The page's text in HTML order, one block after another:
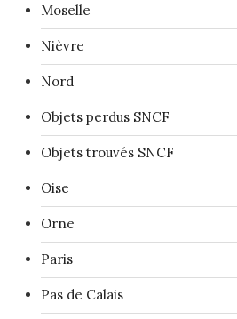
Moselle
Nièvre
Nord
Objets perdus SNCF
Objets trouvés SNCF
Oise
Orne
Paris
Pas de Calais